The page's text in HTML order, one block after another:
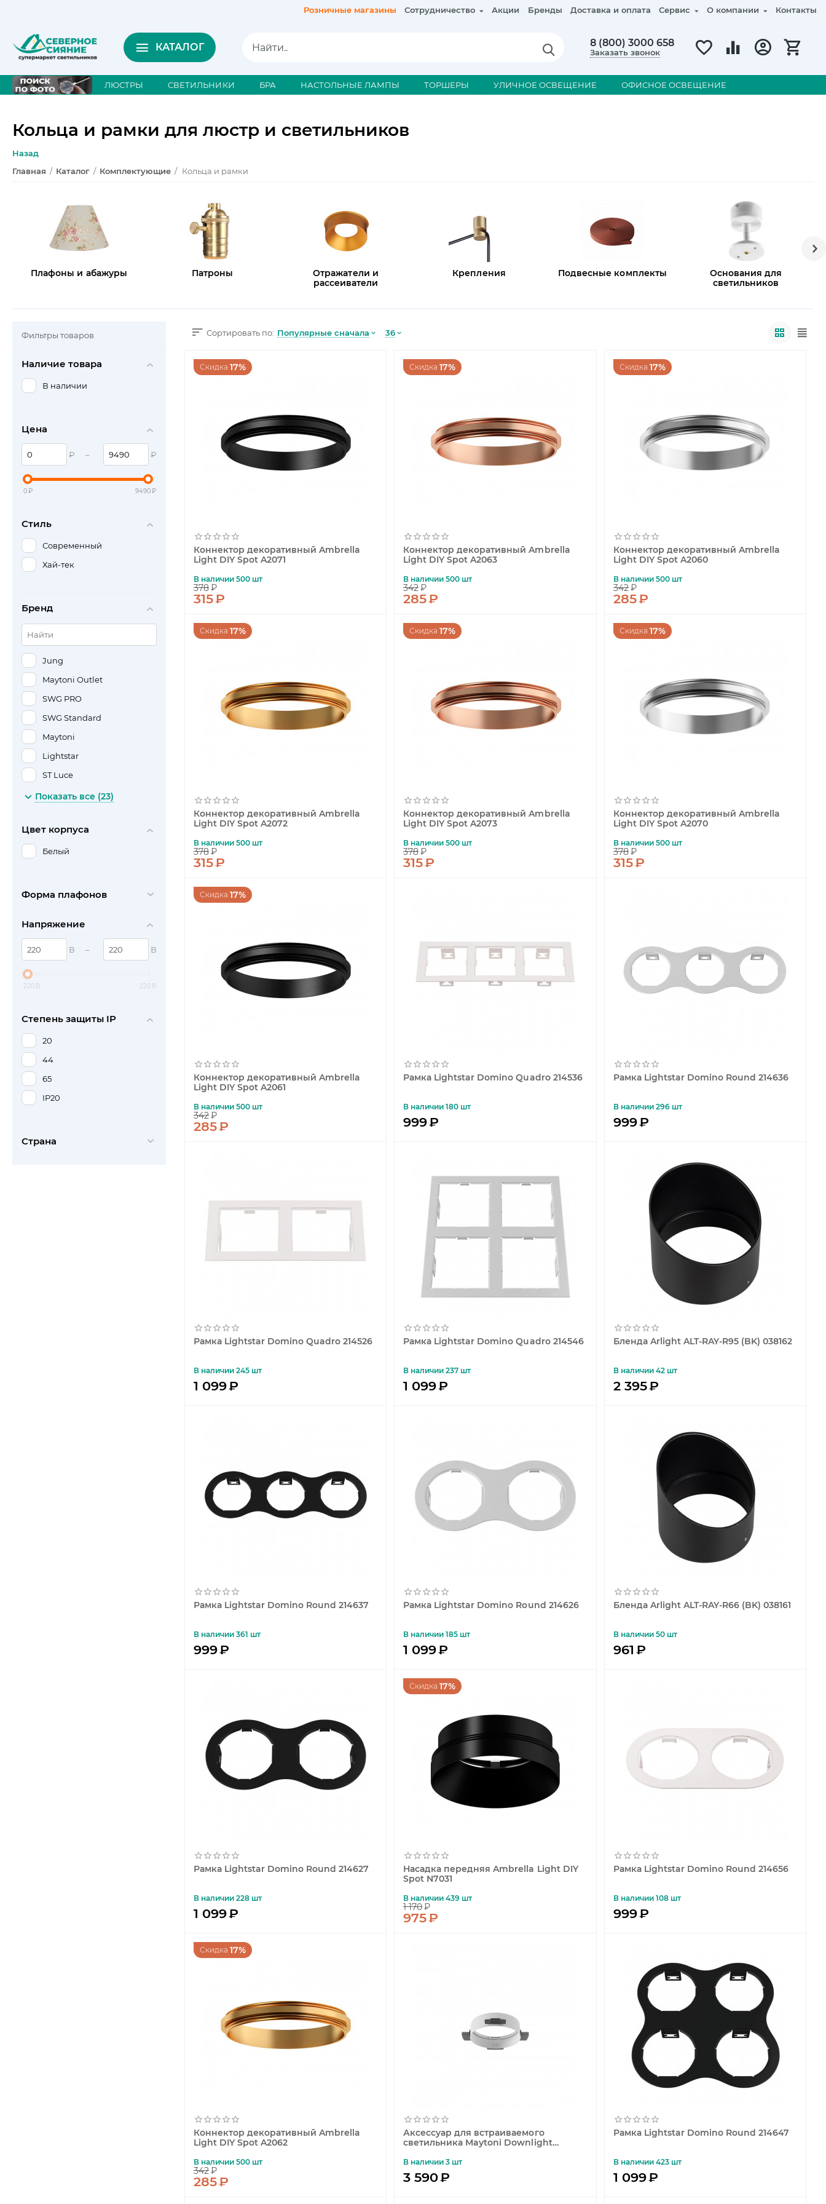
Розничные магазины Сотрудничество Акции Бренды Доставка и оплата Сервис О компании Контакты
КАТАЛОГ 8 (800) 3000 658
Заказать звонок
ЛЮСТРЫ СВЕТИЛЬНИКИ БРА НАСТОЛЬНЫЕ ЛАМПЫ ТОРШЕРЫ УЛИЧНОЕ ОСВЕЩЕНИЕ ОФИСНОЕ ОСВЕЩЕНИЕ
Кольца и рамки для люстр и светильников
Назад
Главная / Каталог / Комплектующие / Кольца и рамки
Плафоны и абажуры Патроны
Отражатели и
рассеиватели
Крепления Подвесные комплекты
Основания для
светильников
Сортировать по: Популярные сначала 36
Скидка 17%
Коннектор декоративный Ambrella
Light DIY Spot A2071
В наличии 500 шт
378₽
315₽
Скидка 17%
Коннектор декоративный Ambrella
Light DIY Spot A2063
В наличии 500 шт
342₽
285₽
Скидка 17%
Коннектор декоративный Ambrella
Light DIY Spot A2060
В наличии 500 шт
342₽
285₽
Скидка 17%
Коннектор декоративный Ambrella
Light DIY Spot A2072
В наличии 500 шт
378₽
315₽
Скидка 17%
Коннектор декоративный Ambrella
Light DIY Spot A2073
В наличии 500 шт
378₽
315₽
Скидка 17%
Коннектор декоративный Ambrella
Light DIY Spot A2070
В наличии 500 шт
378₽
315₽
Скидка 17%
Коннектор декоративный Ambrella
Light DIY Spot A2061
В наличии 500 шт
342₽
285₽
Рамка Lightstar Domino Quadro 214536
В наличии 180 шт
999₽
Рамка Lightstar Domino Round 214636
В наличии 296 шт
999₽
Рамка Lightstar Domino Quadro 214526
В наличии 245 шт
1 099₽
Рамка Lightstar Domino Quadro 214546
В наличии 237 шт
1 099₽
Бленда Arlight ALT-RAY-R95 (BK) 038162
В наличии 42 шт
2 395₽
Рамка Lightstar Domino Round 214637
В наличии 361 шт
999₽
Рамка Lightstar Domino Round 214626
В наличии 185 шт
1 099₽
Бленда Arlight ALT-RAY-R66 (BK) 038161
В наличии 50 шт
961 ₽
Рамка Lightstar Domino Round 214627
В наличии 228 шт
1 099₽
Скидка 17%
Насадка передняя Ambrella Light DIY
Spot N7031
В наличии 439 шт
1 170₽
975₽
Рамка Lightstar Domino Round 214656
В наличии 108 шт
999₽
Скидка 17%
Коннектор декоративный Ambrella
Light DIY Spot A2062
В наличии 500 шт
342₽
285₽
Аксессуар для встраиваемого
светильника Maytoni Downlight
В наличии 3 шт
3 590₽
Рамка Lightstar Domino Round 214647
В наличии 423 шт
1 099₽
Фильтры товаров
Наличие товара
В наличии
Цена
₽ – ₽
0₽ 9490₽
Стиль
Современный
Хай-тек
Бренд
Jung
Maytoni Outlet
SWG PRO
SWG Standard
Maytoni
Lightstar
ST Luce
Ambrella light
Arlight
Citilux
De Markt
Eglo
Italline
TDM Electric
Uniel
Wertmark
ЭРА
Показать все (23)
Цвет корпуса
Белый
Форма плафонов
Напряжение
В – В
220 В 220 В
Степень защиты IP
20
44
65
IP20
Страна